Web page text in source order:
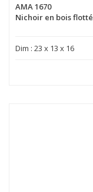
AMA 1670
Nichoir en bois flotté
Dim : 23 x 13 x 16